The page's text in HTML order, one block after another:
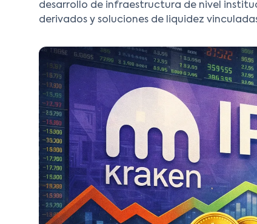
desarrollo de infraestructura de nivel
derivados y soluciones de liquidez